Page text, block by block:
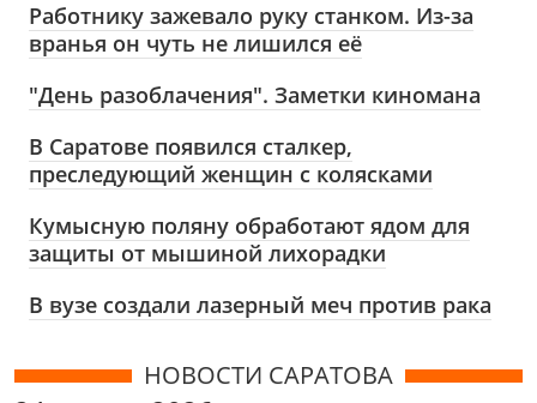
Работнику зажевало руку станком. Из-за
вранья он чуть не лишился её
"День разоблачения". Заметки киномана
В Саратове появился сталкер,
преследующий женщин с колясками
Кумысную поляну обработают ядом для
защиты от мышиной лихорадки
В вузе создали лазерный меч против рака
НОВОСТИ САРАТОВА